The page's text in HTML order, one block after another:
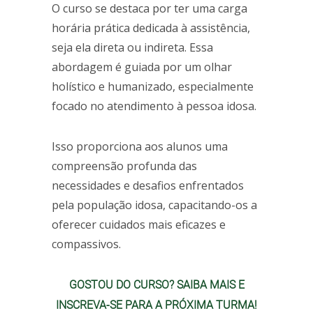
O curso se destaca por ter uma carga
horária prática dedicada à assistência,
seja ela direta ou indireta. Essa
abordagem é guiada por um olhar
holístico e humanizado, especialmente
focado no atendimento à pessoa idosa.
Isso proporciona aos alunos uma
compreensão profunda das
necessidades e desafios enfrentados
pela população idosa, capacitando-os a
oferecer cuidados mais eficazes e
compassivos.
GOSTOU DO CURSO? SAIBA MAIS E
INSCREVA-SE PARA A PRÓXIMA TURMA!